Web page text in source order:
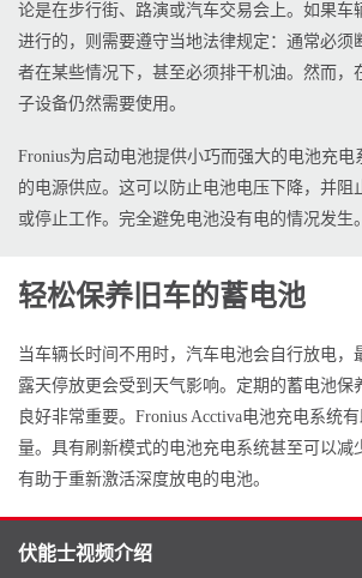
论是在步行街、路演或汽车交易会上。如果车
进行的，则需要遵守当地法律规定：通常必须
者在某些情况下，甚至必须排干机油。然而，
子设备仍然需要使用。
Fronius为启动电池提供小巧而强大的电池充电
的电源供应。这可以防止电池电压下降，并阻
或停止工作。完全避免电池没有电的情况发生。
轻松保养旧车的蓄电池
当车辆长时间不用时，汽车电池会自行放电，
露天停放更会受到天气影响。定期的蓄电池保
良好非常重要。Fronius Acctiva电池充电系统
量。具有刷新模式的电池充电系统甚至可以减
有助于重新激活深度放电的电池。
伏能士视频介绍